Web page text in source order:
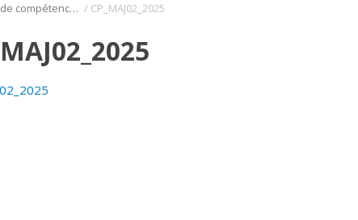
Programme de compétences avancées en périnatalité / CP_MAJ02_2025